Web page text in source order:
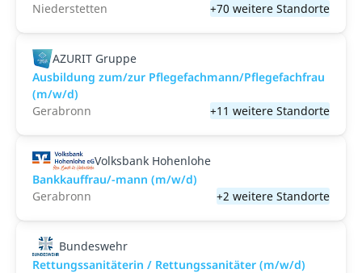
Niederstetten
+70 weitere Standorte
AZURIT Gruppe
Ausbildung zum/zur Pflegefachmann/Pflegefachfrau
(m/w/d)
Gerabronn
+11 weitere Standorte
Volksbank Hohenlohe
Bankkauffrau/-mann (m/w/d)
Gerabronn
+2 weitere Standorte
Bundeswehr
Rettungssanitäterin / Rettungssanitäter (m/w/d)